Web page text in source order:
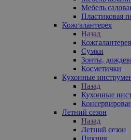
Мебель
Пластиковая
Кожгалантерея
Назад
Кожгалантерея
Сумки
Зонты,
Косметички
Кухонные
Назад
Кухонные
Летний сезон
Назад
Летний сезон
Пикник